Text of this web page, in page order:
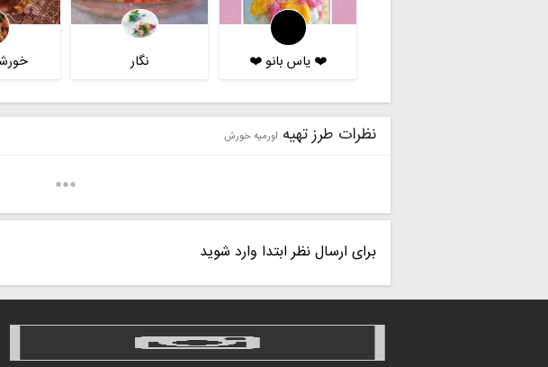
❤️ یاس بانو ❤️ نگار
نظرات طرز تهیه اورمیه خورش
برای ارسال نظر ابتدا وارد شوید